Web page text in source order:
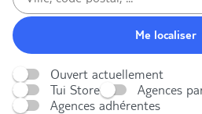
Me localiser
Ouvert actuellement
Tui Store
Agences
Agences adhérentes